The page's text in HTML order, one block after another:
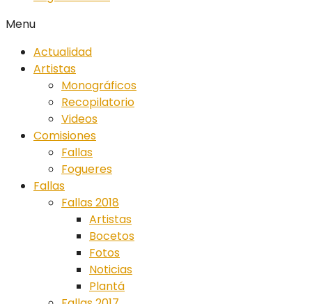
Menu
Actualidad
Artistas
Monográficos
Recopilatorio
Videos
Comisiones
Fallas
Fogueres
Fallas
Fallas 2018
Artistas
Bocetos
Fotos
Noticias
Plantá